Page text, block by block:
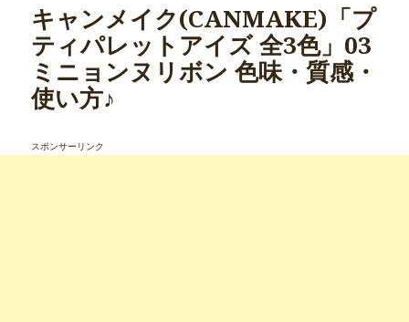
キャンメイク(CANMAKE)「プ
ティパレットアイズ 全3色」03
ミニョンヌリボン 色味・質感・
使い方♪
スポンサーリンク